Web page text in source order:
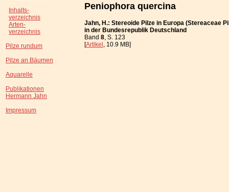
Inhalts-
verzeichnis
Arten-
verzeichnis
Pilze rundum
Pilze an Bäumen
Aquarelle
Publikationen
Hermann Jahn
Impressum
Peniophora quercina
Jahn, H.: Stereoide Pilze in Europa (Stereaceae
in der Bundesrepublik Deutschland
Band 8, S. 123
[Artikel, 10.9 MB]